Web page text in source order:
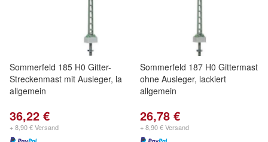
Sommerfeld 185 H0 Gitter-
Streckenmast mit Ausleger, la
allgemein
36,22 €
+ 8,90 € Versand
Sommerfeld 187 H0 Gittermast
ohne Ausleger, lackiert
allgemein
26,78 €
+ 8,90 € Versand